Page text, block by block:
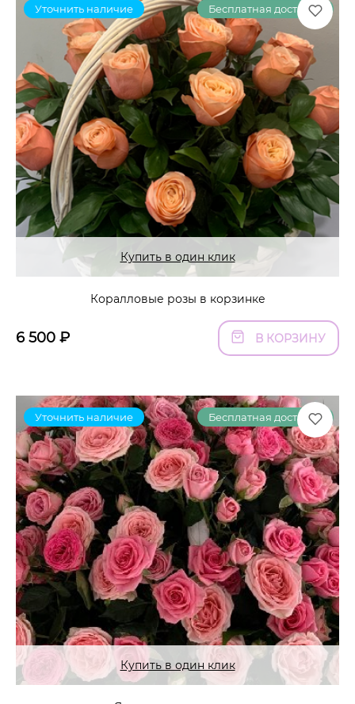
Уточнить наличие Бесплатная доставка
Купить в один клик
Коралловые розы в корзинке
6 500 ₽ В КОРЗИНУ
Уточнить наличие Бесплатная доставка
Купить в один клик